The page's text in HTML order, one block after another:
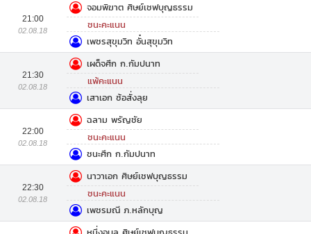
21:00
02.08.18
จอมพิฆาต ศิษย์เชฟบุญธรรม
ชนะคะแนน
เพชรสุขุมวิท อั๋นสุขุมวิท
21:30
02.08.18
เผด็จศึก ก.กัมปนาท
แพ้คะแนน
เสาเอก ซ้อสั่งลุย
22:00
02.08.18
ฉลาม พรัญชัย
ชนะคะแนน
ชนะศึก ก.กัมปนาท
22:30
02.08.18
นาวาเอก ศิษย์เชฟบุญธรรม
ชนะคะแนน
เพชรมณี ภ.หลักบุญ